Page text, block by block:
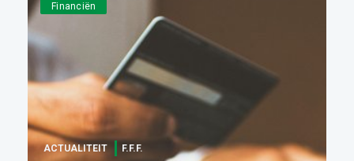
Financiën
ACTUALITEIT F.F.F.